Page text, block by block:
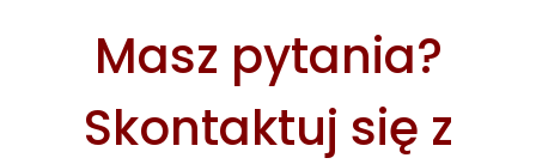
Masz pytania?
Skontaktuj się z